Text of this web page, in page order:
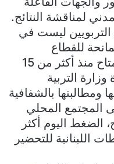
لمناقشة النتائج.
التربويين ليست في
للقطاع
التعليمي في لبنان والذي هو متاح منذ أكثر من 15
التربية
بالشفافية
المجتمع المحلي
الضغط اليوم أكثر
للتحضير